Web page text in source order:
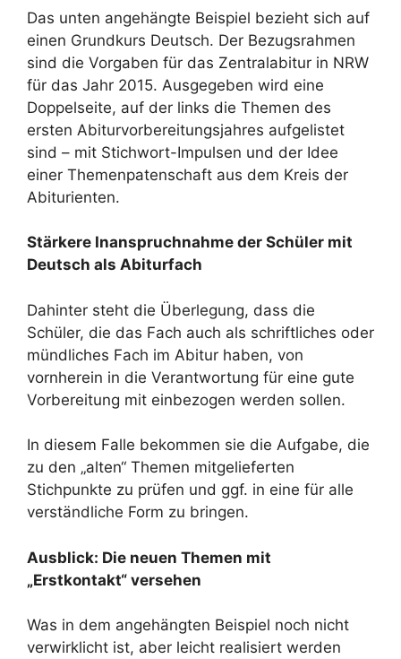
Das unten angehängte Beispiel bezieht sich auf
einen Grundkurs Deutsch. Der Bezugsrahmen
sind die Vorgaben für das Zentralabitur in NRW
für das Jahr 2015. Ausgegeben wird eine
Doppelseite, auf der links die Themen des
ersten Abiturvorbereitungsjahres aufgelistet
sind – mit Stichwort-Impulsen und der Idee
einer Themenpatenschaft aus dem Kreis der
Abiturienten.
Stärkere Inanspruchnahme der Schüler mit
Deutsch als Abiturfach
Dahinter steht die Überlegung, dass die
Schüler, die das Fach auch als schriftliches oder
mündliches Fach im Abitur haben, von
vornherein in die Verantwortung für eine gute
Vorbereitung mit einbezogen werden sollen.
In diesem Falle bekommen sie die Aufgabe, die
zu den „alten“ Themen mitgelieferten
Stichpunkte zu prüfen und ggf. in eine für alle
verständliche Form zu bringen.
Ausblick: Die neuen Themen mit
„Erstkontakt“ versehen
Was in dem angehängten Beispiel noch nicht
verwirklicht ist, aber leicht realisiert werden